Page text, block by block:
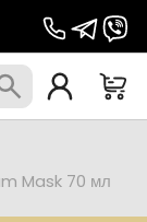
Mask 70 мл